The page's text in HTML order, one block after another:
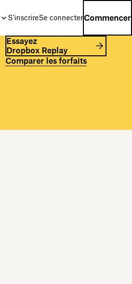
S’inscrireSe connecterCommencer
Essayez
Dropbox Replay
Comparer les forfaits